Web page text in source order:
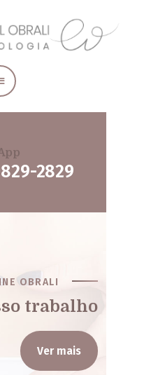
2829
OBRALI
trabalho
Ver mais